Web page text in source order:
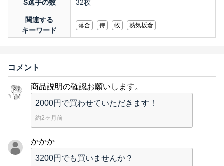
S選手の数 32枚
関連する
キーワード
落合 侍 牧 熱気坂倉
コメント
商品説明の確認お願いします。
2000円で買わせていただきます！
約2ヶ月前
かかか
3200円でも買いませんか？